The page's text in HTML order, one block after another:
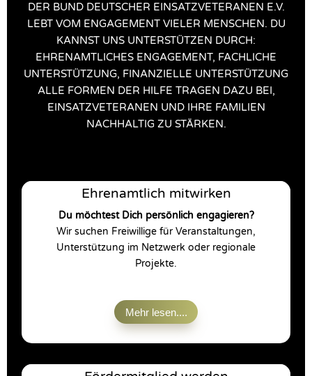
DER BUND DEUTSCHER EINSATZVETERANEN E.V.
LEBT VOM ENGAGEMENT VIELER MENSCHEN. DU
KANNST UNS UNTERSTÜTZEN DURCH:
EHRENAMTLICHES ENGAGEMENT, FACHLICHE
UNTERSTÜTZUNG, FINANZIELLE UNTERSTÜTZUNG
ALLE FORMEN DER HILFE TRAGEN DAZU BEI,
EINSATZVETERANEN UND IHRE FAMILIEN
NACHHALTIG ZU STÄRKEN.
Ehrenamtlich mitwirken
Du möchtest Dich persönlich engagieren?
Wir suchen Freiwillige für Veranstaltungen,
Unterstützung im Netzwerk oder regionale
Projekte.
Mehr lesen....